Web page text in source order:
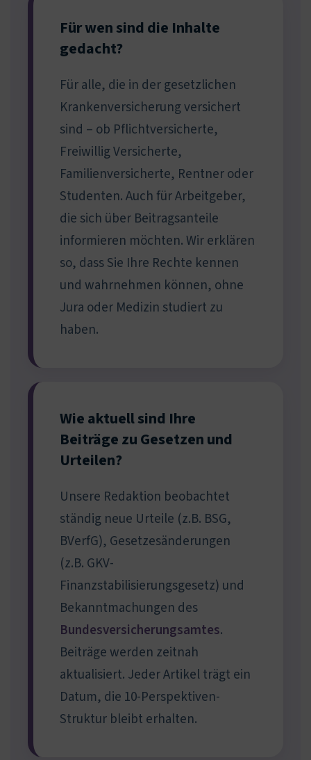
Für wen sind die Inhalte
gedacht?
Für alle, die in der gesetzlichen
Krankenversicherung versichert
sind – ob Pflichtversicherte,
Freiwillig Versicherte,
Familienversicherte, Rentner oder
Studenten. Auch für Arbeitgeber,
die sich über Beitragsanteile
informieren möchten. Wir erklären
so, dass Sie Ihre Rechte kennen
und wahrnehmen können, ohne
Jura oder Medizin studiert zu
haben.
Wie aktuell sind Ihre
Beiträge zu Gesetzen und
Urteilen?
Unsere Redaktion beobachtet
ständig neue Urteile (z.B. BSG,
BVerfG), Gesetzesänderungen
(z.B. GKV-
Finanzstabilisierungsgesetz) und
Bekanntmachungen des
Bundesversicherungsamtes.
Beiträge werden zeitnah
aktualisiert. Jeder Artikel trägt ein
Datum, die 10-Perspektiven-
Struktur bleibt erhalten.